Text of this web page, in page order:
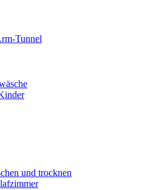
Tunnel
und trocknen